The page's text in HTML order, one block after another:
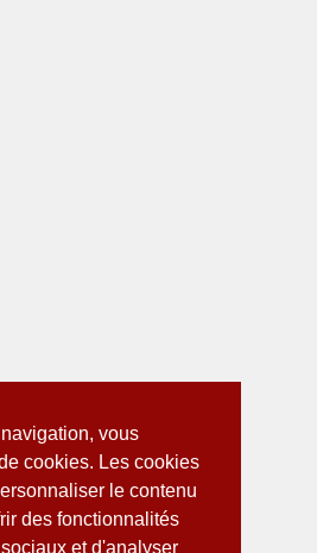
vous
cookies. Les cookies
le contenu
des fonctionnalités
et d'analyser